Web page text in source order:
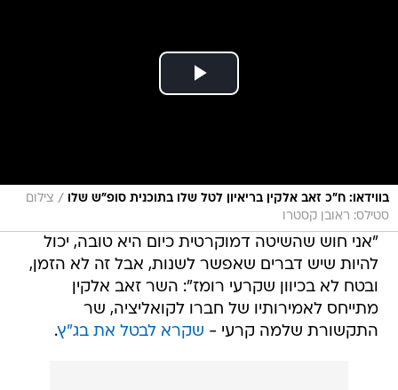
בווידאו: ח"כ זאב אלקין בריאיון לטל שלו בתוכנית סופ"ש שלו / צילום
סטילס: ראובן קסטרו
"אני חוש שהשיטה דמוקרטית כיום היא טובה, יכול
להיות שיש דברים שאפשר לשנות, אבל זה לא הזמן,
ובטח לא בכיוון שקרעי רומז": השר זאב אלקין
מתייחס לאמירותיו של חברו לקואליציה, שר
התקשורת שלמה קרעי - שקרא לבטל את בג"ץ.